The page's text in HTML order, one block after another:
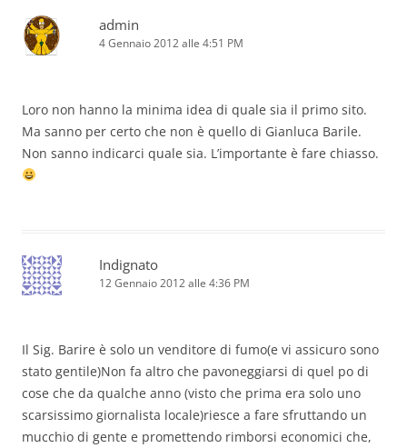
admin
4 Gennaio 2012 alle 4:51 PM
Loro non hanno la minima idea di quale sia il primo sito.
Ma sanno per certo che non è quello di Gianluca Barile.
Non sanno indicarci quale sia. L’importante è fare chiasso.
Indignato
12 Gennaio 2012 alle 4:36 PM
Il Sig. Barire è solo un venditore di fumo(e vi assicuro sono
stato gentile)Non fa altro che pavoneggiarsi di quel po di
cose che da qualche anno (visto che prima era solo uno
scarsissimo giornalista locale)riesce a fare sfruttando un
mucchio di gente e promettendo rimborsi economici che,